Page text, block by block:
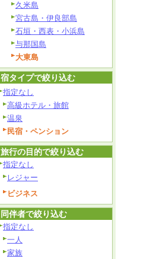
久米島
宮古島・伊良部島
石垣・西表・小浜島
与那国島
大東島
宿タイプで絞り込む
指定なし
高級ホテル・旅館
温泉
民宿・ペンション
旅行の目的で絞り込む
指定なし
レジャー
ビジネス
同伴者で絞り込む
指定なし
一人
家族